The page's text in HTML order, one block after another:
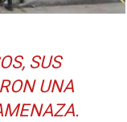
SUS
UNA